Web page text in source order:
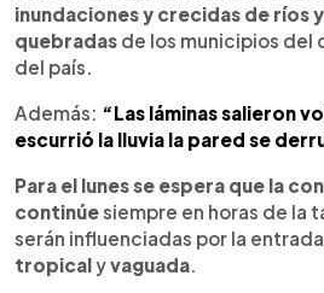
inundaciones y crecidas de ríos
quebradas de los municipios
del país.
Además: “Las láminas salieron
escurrió la lluvia la pared se
Para el lunes se espera que la
continúesiempre en horas de la
serán influenciadas por la
tropicalyvaguada